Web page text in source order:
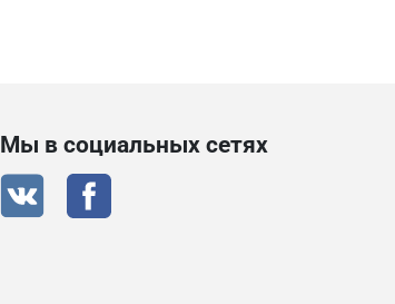
Мы в социальных сетях